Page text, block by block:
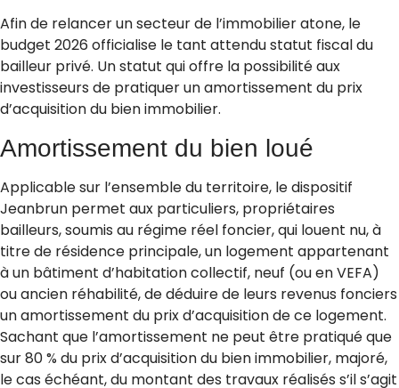
Afin de relancer un secteur de l’immobilier atone, le
budget 2026 officialise le tant attendu statut fiscal du
bailleur privé. Un statut qui offre la possibilité aux
investisseurs de pratiquer un amortissement du prix
d’acquisition du bien immobilier.
Amortissement du bien loué
Applicable sur l’ensemble du territoire, le dispositif
Jeanbrun permet aux particuliers, propriétaires
bailleurs, soumis au régime réel foncier, qui louent nu, à
titre de résidence principale, un logement appartenant
à un bâtiment d’habitation collectif, neuf (ou en VEFA)
ou ancien réhabilité, de déduire de leurs revenus fonciers
un amortissement du prix d’acquisition de ce logement.
Sachant que l’amortissement ne peut être pratiqué que
sur 80 % du prix d’acquisition du bien immobilier, majoré,
le cas échéant, du montant des travaux réalisés s’il s’agit